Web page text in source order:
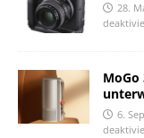
28.
6.